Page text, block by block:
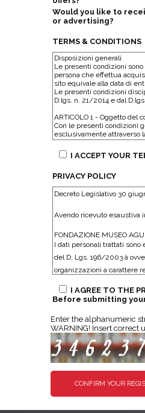
Would you like to
or advertising?
TERMS & CONDITIONS
I ACCEPT YOUR
PRIVACY POLICY
I AGREE TO THE
Before submitting
Enter the alphanumeric
WARNING! Insert correct